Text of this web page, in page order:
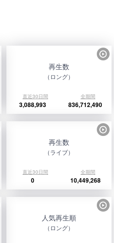
再生数
（ロング）
直近30日間 全期間
3,088,993 836,712,490
再生数
（ライブ）
直近30日間 全期間
0 10,449,268
人気再生順
（ロング）